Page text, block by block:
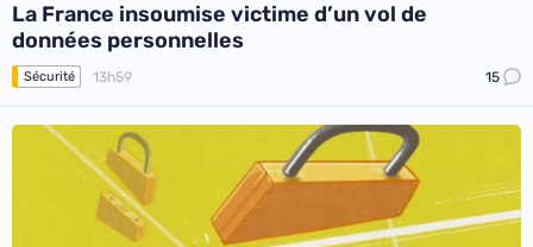
La France insoumise victime d’un vol de
données personnelles
Sécurité 13h59 15